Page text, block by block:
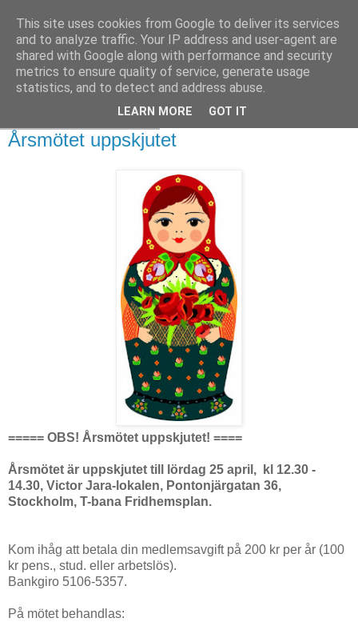
Årsmötet uppskjutet
===== OBS! Årsmötet uppskjutet! ====
Årsmötet är uppskjutet till lördag 25 april, kl 12.30 -
14.30, Victor Jara-lokalen, Pontonjärgatan 36,
Stockholm, T-bana Fridhemsplan.
Kom ihåg att betala din medlemsavgift på 200 kr per år (100
kr pens., stud. eller arbetslös).
Bankgiro 5106-5357.
På mötet behandlas:
This site uses cookies from Google to deliver its services
and to analyze traffic. Your IP address and user-agent are
shared with Google along with performance and security
metrics to ensure quality of service, generate usage
statistics, and to detect and address abuse.
LEARN MORE GOT IT